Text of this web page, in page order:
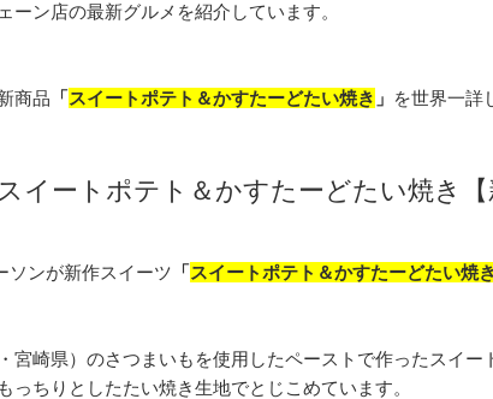
ーン店の最新グルメを紹介しています。
商品 「スイートポテト＆かすたーどたい焼き 」 を世界一詳
イートポテト＆かすたーどたい焼き【
ソンが新作スイーツ 「スイートポテト＆かすたーどたい焼
宮崎県）のさつまいもを使用したペーストで作ったスイー
っちりとしたたい焼き生地でとじこめています。